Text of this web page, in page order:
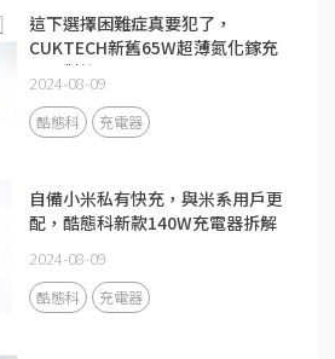
這下選擇困難症真要犯了，
CUKTECH新舊65W超薄氮化鎵充
電器對比
2024-08-09
酷態科 充電器
自備小米私有快充，與米系用戶更
配，酷態科新款140W充電器拆解
2024-08-09
酷態科 充電器